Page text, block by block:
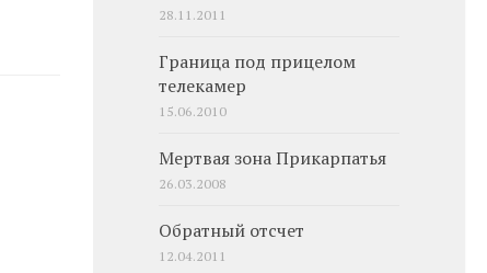
28.11.2011
Граница под прицелом
телекамер
15.06.2010
Мертвая зона Прикарпатья
26.03.2008
Обратный отсчет
12.04.2011